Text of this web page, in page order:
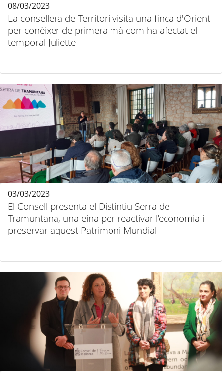
La consellera de Territori visita una finca d'Orient
per conèixer de primera mà com ha afectat el
temporal Juliette
08/03/2023
El Consell presenta el Distintiu Serra de
Tramuntana, una eina per reactivar l’economia i
preservar aquest Patrimoni Mundial
03/03/2023